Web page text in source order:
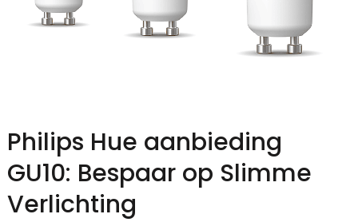
Philips Hue aanbieding
GU10: Bespaar op Slimme
Verlichting